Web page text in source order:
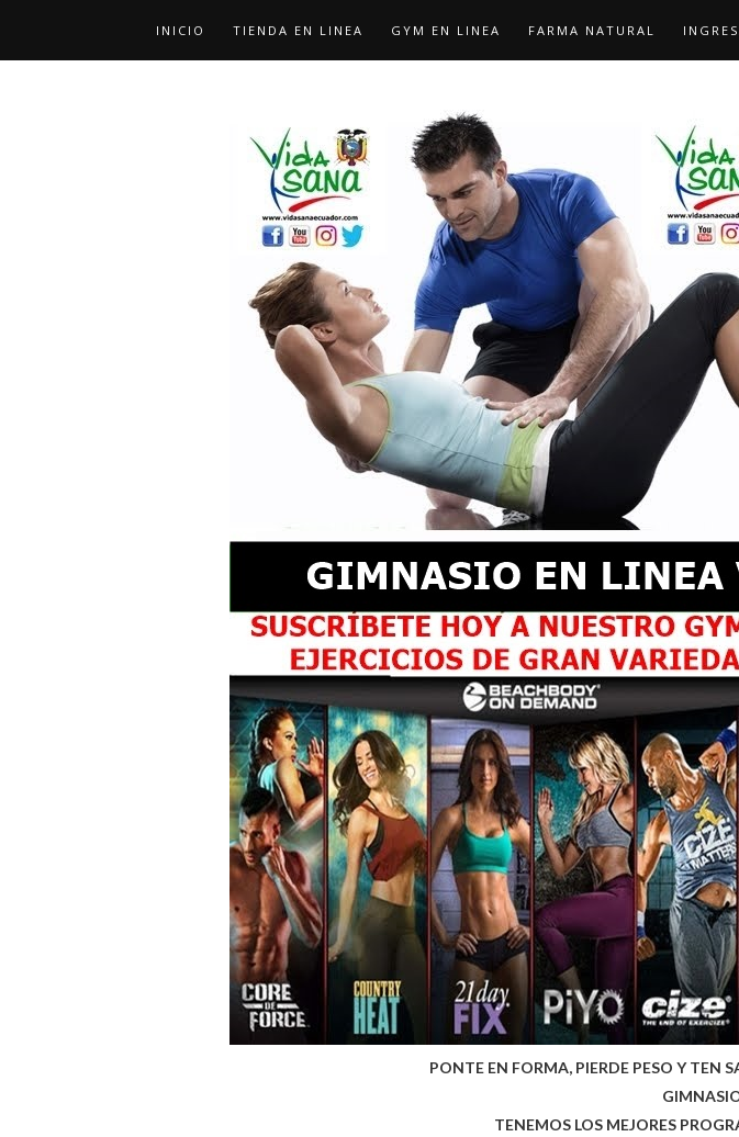
INICIO TIENDA EN LINEA GYM EN LINEA FARMA NATURAL
PONTE EN FORMA, PIERDE PESO Y TEN
TENEMOS LOS MEJORES